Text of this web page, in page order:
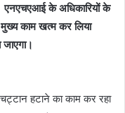
एनएचएआई के अधिकारियों के
मुख्य काम खत्म कर लिया
जाएगा।
हटाने का काम कर रहा